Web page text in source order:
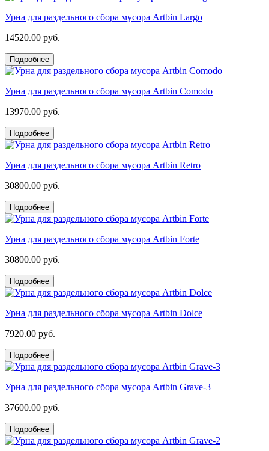
Урна для раздельного сбора мусора Artbin Largo
14520.00 руб.
Подробнее
Урна для раздельного сбора мусора Artbin Comodo
13970.00 руб.
Подробнее
Урна для раздельного сбора мусора Artbin Retro
30800.00 руб.
Подробнее
Урна для раздельного сбора мусора Artbin Forte
30800.00 руб.
Подробнее
Урна для раздельного сбора мусора Artbin Dolce
7920.00 руб.
Подробнее
Урна для раздельного сбора мусора Artbin Grave-3
37600.00 руб.
Подробнее